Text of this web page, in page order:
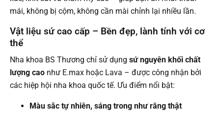
mái, không bị cộm, không cần mài chỉnh lại nhiều lần.
Vật liệu sứ cao cấp – Bền đẹp, lành tính với cơ
thể
Nha khoa BS Thương chỉ sử dụng sứ nguyên khối chất
lượng cao như E.max hoặc Lava – được công nhận bởi
các hiệp hội nha khoa quốc tế. Ưu điểm nổi bật:
Màu sắc tự nhiên, sáng trong như răng thật